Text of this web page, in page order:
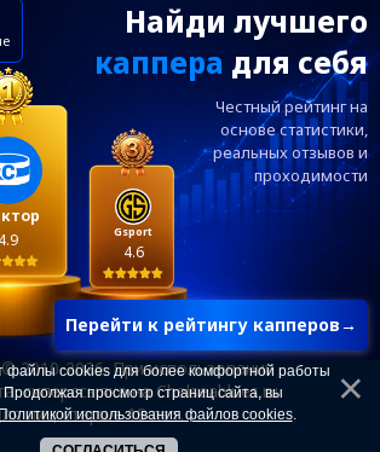
Найди лучшего
каппера для себя
Честный рейтинг на
основе статистики,
реальныхотзывов и
проходимости
Перейти к рейтингу капперов→
4.9
Gsport
4.6
ФК Челси
Информация
главных новостей от
— подписывайтесь!
2010-2026. При использовании
гиперссылка на Chelseablues.ru
лиц старше 18 лет.
файлы cookies для более комфортной работы
Продолжая просмотр страниц сайта, вы
использования файлов cookies.